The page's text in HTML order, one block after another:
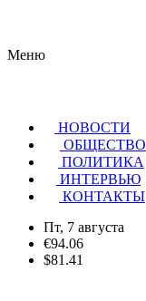
Меню
НОВОСТИ
ОБЩЕСТВО
ПОЛИТИКА
ИНТЕРВЬЮ
КОНТАКТЫ
Пт, 7 августа
€94.06
$81.41